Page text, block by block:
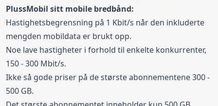
PlussMobil sitt mobile bredbånd:
Hastighetsbegrensning på 1 Kbit/s når den inkluderte
mengden mobildata er brukt opp.
Noe lave hastigheter i forhold til enkelte konkurrenter,
150 - 300 Mbit/s.
Ikke så gode priser på de største abonnementene 300 -
500 GB.